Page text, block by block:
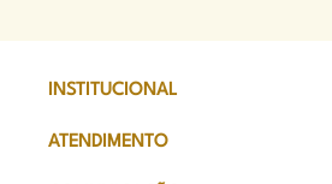
INSTITUCIONAL
ATENDIMENTO